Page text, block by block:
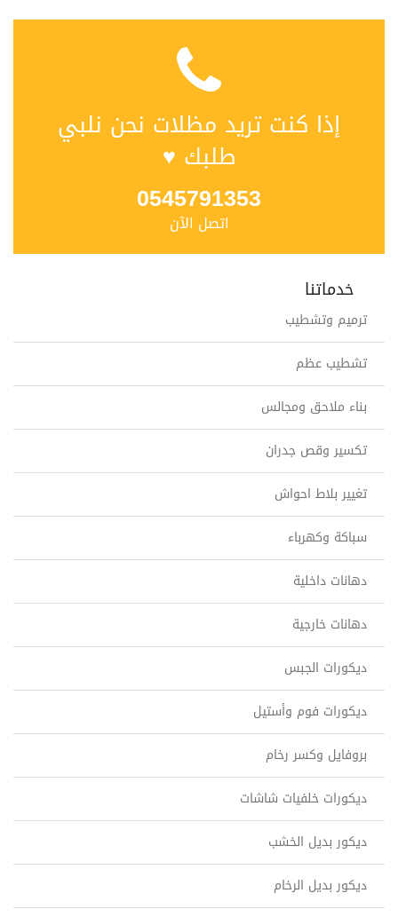
إذا كنت تريد مظلات نحن نلبي
طلبك ♥
0545791353
اتصل الآن
خدماتنا
ترميم وتشطيب
تشطيب عظم
بناء ملاحق ومجالس
تكسير وقص جدران
تغيير بلاط احواش
سباكة وكهرباء
دهانات داخلية
دهانات خارجية
ديكورات الجبس
ديكورات فوم وأستيل
بروفايل وكسر رخام
ديكورات خلفيات شاشات
ديكور بديل الخشب
ديكور بديل الرخام